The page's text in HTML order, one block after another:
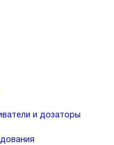
и дозаторы